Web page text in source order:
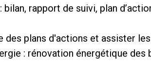
rapport de suivi, plan
plans d'actions et assister
: rénovation énergétique des